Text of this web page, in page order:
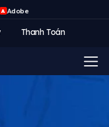
A Adobe
Thanh Toán